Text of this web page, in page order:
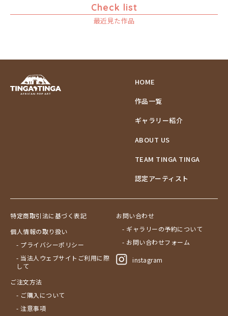
Check list
最近見た作品
HOME
作品一覧
ギャラリー紹介
ABOUT US
TEAM TINGA TINGA
認定アーティスト
特定商取引法に基づく表記
個人情報の取り扱い
- プライバシーポリシー
- 当法人ウェブサイトご利用に際
して
ご注文方法
- ご購入について
- 注意事項
お問い合わせ
- ギャラリーの予約について
- お問い合わせフォーム
instagram